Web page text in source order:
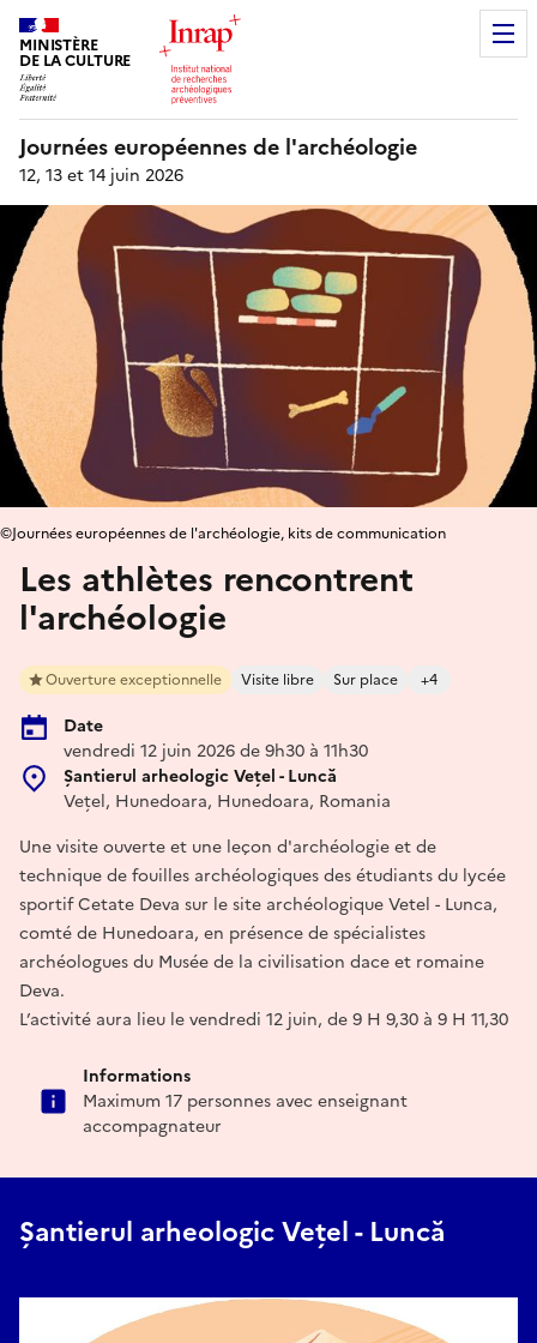
MINISTÈRE
DE LA CULTURE
Journées européennes de l'archéologie
12, 13 et 14 juin 2026
Les athlètes rencontrent
l'archéologie
Ouverture exceptionnelle Visite libre Sur place +4
Date
vendredi 12 juin 2026 de 9h30 à 11h30
Șantierul arheologic Vețel - Luncă
Vețel, Hunedoara, Hunedoara, Romania
©Journées européennes de l'archéologie, kits de communication
Une visite ouverte et une leçon d'archéologie et de
technique de fouilles archéologiques des étudiants du lycée
sportif Cetate Deva sur le site archéologique Vetel - Lunca,
comté de Hunedoara, en présence de spécialistes
archéologues du Musée de la civilisation dace et romaine
Deva.
L’activité aura lieu le vendredi 12 juin, de 9 H 9,30 à 9 H 11,30
Informations
Maximum 17 personnes avec enseignant
accompagnateur
Șantierul arheologic Vețel - Luncă